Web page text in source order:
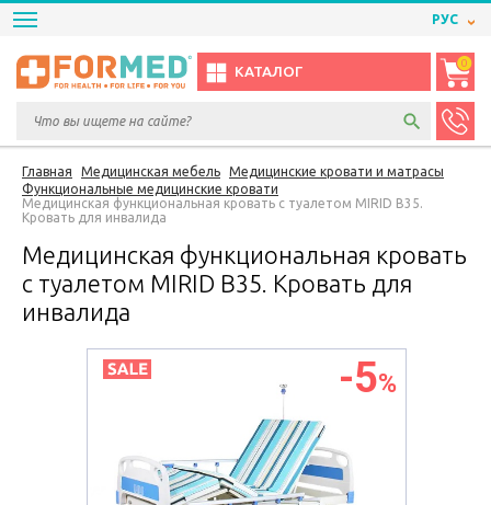
РУС
КАТАЛОГ
0
Главная Медицинская мебель
Медицинские кровати и матрасы
Функциональные медицинские кровати
Медицинская функциональная кровать с туалетом MIRID В35.
Кровать для инвалида
Медицинская функциональная кровать
с туалетом MIRID В35. Кровать для
инвалида
-5%